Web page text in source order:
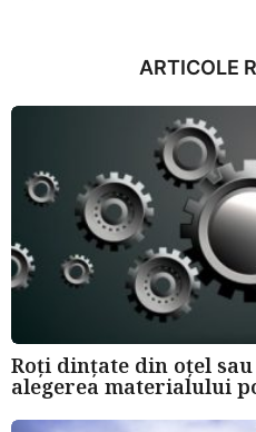
n
g
o
ARTICOLE
Roți dințate din oțel
alegerea materialului